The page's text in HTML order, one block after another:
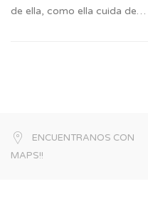
de ella, como ella cuida de…
ENCUENTRANOS CON
MAPS!!